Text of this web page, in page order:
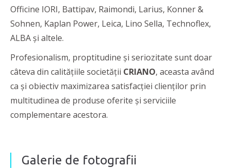
Officine IORI, Battipav, Raimondi, Larius, Konner &
Sohnen, Kaplan Power, Leica, Lino Sella, Technoflex,
ALBA și altele.
Profesionalism, proptitudine și seriozitate sunt doar
câteva din calitățiile societății CRIANO, aceasta având
ca și obiectiv maximizarea satisfacției clienților prin
multitudinea de produse oferite și serviciile
complementare acestora.
Galerie de fotografii